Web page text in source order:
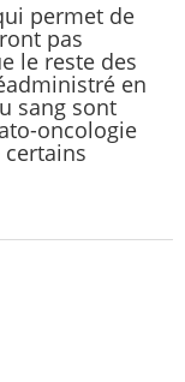
permet de
pas
le reste des
en
sang sont
oncologie